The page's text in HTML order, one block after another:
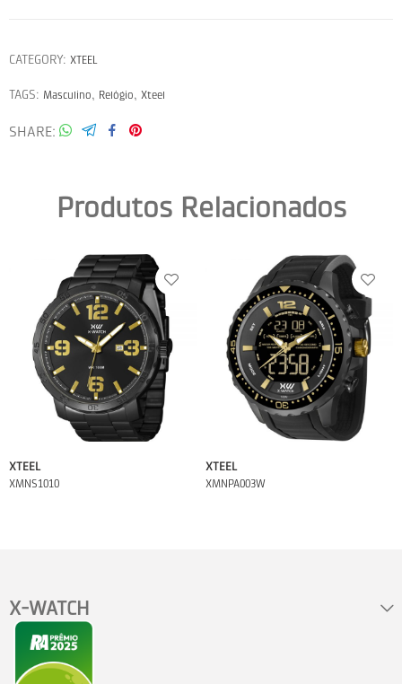
CATEGORY: XTEEL
TAGS: Masculino, Relógio, Xteel
SHARE
Produtos Relacionados
XTEEL
XMNS1010
XTEEL
XMNPA003W
X-WATCH